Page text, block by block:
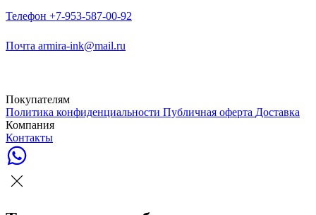
Телефон +7-953-587-00-92
Почта armira-ink@mail.ru
Покупателям
Политика конфиденциальности Публичная оферта Доставка
Компания
Контакты